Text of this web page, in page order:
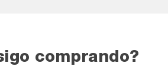
comprando?